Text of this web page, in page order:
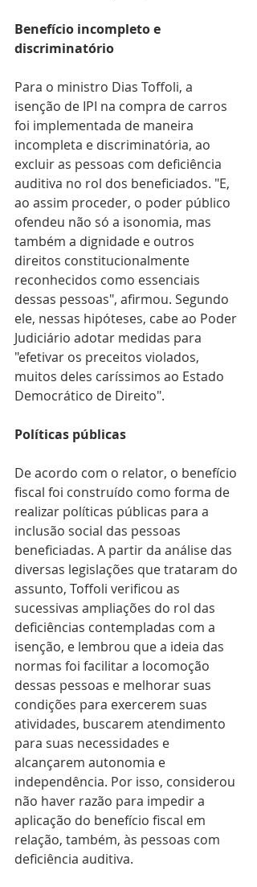
Benefício incompleto e
discriminatório
Para o ministro Dias Toffoli, a
isenção de IPI na compra de carros
foi implementada de maneira
incompleta e discriminatória, ao
excluir as pessoas com deficiência
auditiva no rol dos beneficiados. "E,
ao assim proceder, o poder público
ofendeu não só a isonomia, mas
também a dignidade e outros
direitos constitucionalmente
reconhecidos como essenciais
dessas pessoas", afirmou. Segundo
ele, nessas hipóteses, cabe ao Poder
Judiciário adotar medidas para
"efetivar os preceitos violados,
muitos deles caríssimos ao Estado
Democrático de Direito".
Políticas públicas
De acordo com o relator, o benefício
fiscal foi construído como forma de
realizar políticas públicas para a
inclusão social das pessoas
beneficiadas. A partir da análise das
diversas legislações que trataram do
assunto, Toffoli verificou as
sucessivas ampliações do rol das
deficiências contempladas com a
isenção, e lembrou que a ideia das
normas foi facilitar a locomoção
dessas pessoas e melhorar suas
condições para exercerem suas
atividades, buscarem atendimento
para suas necessidades e
alcançarem autonomia e
independência. Por isso, considerou
não haver razão para impedir a
aplicação do benefício fiscal em
relação, também, às pessoas com
deficiência auditiva.